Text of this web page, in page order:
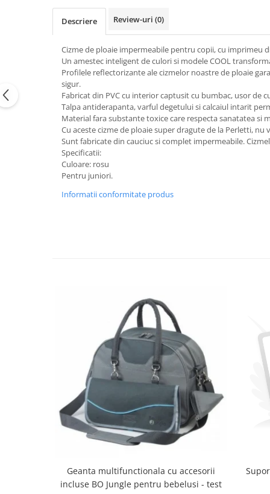
Descriere Review-uri (0)
Cizme de ploaie impermeabile pentru copii, cu imprimeu
Un amestec inteligent de culori si modele COOL
Profilele reflectorizante ale cizmelor noastre de ploaie
sigur.
Fabricat din PVC cu interior captusit cu bumbac, usor
Talpa antiderapanta, varful degetului si calcaiul intarit
Material fara substante toxice care respecta sanatatea si
Cu aceste cizme de ploaie super dragute de la Perletti,
Sunt fabricate din cauciuc si complet impermeabile.
Specificatii:
Culoare: rosu
Pentru juniori.
Informatii conformitate produs
Geanta multifunctionala cu accesorii
incluse BO Jungle pentru bebelusi - test